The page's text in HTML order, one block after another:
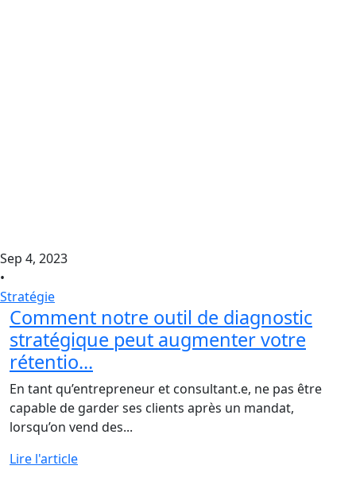
Sep 4, 2023
•
Stratégie
Comment notre outil de diagnostic
stratégique peut augmenter votre
rétentio...
En tant qu’entrepreneur et consultant.e, ne pas être
capable de garder ses clients après un mandat,
lorsqu’on vend des...
Lire l'article